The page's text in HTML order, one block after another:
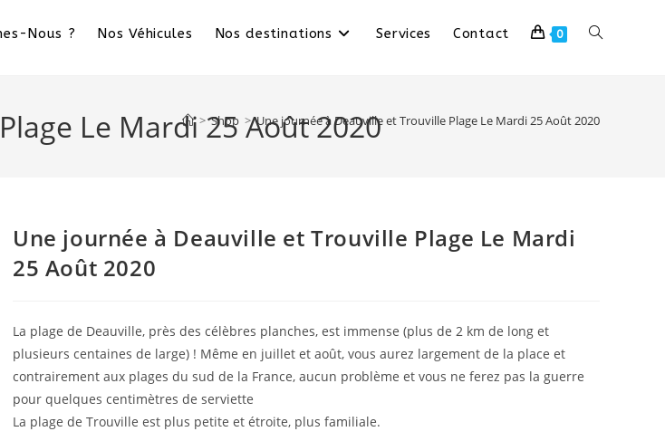
Nous ? Nos Véhicules Nos destinations Services Contact 0
Le Mardi 25 Août 2020
> Shop > Une journée à Deauville et Trouville Plage Le Mardi 25 Août 2020
Une journée à Deauville et Trouville Plage Le Mardi
25 Août 2020
La plage de Deauville, près des célèbres planches, est immense (plus de 2 km de long et
plusieurs centaines de large) ! Même en juillet et août, vous aurez largement de la place et
contrairement aux plages du sud de la France, aucun problème et vous ne ferez pas la guerre
pour quelques centimètres de serviette
La plage de Trouville est plus petite et étroite, plus familiale.